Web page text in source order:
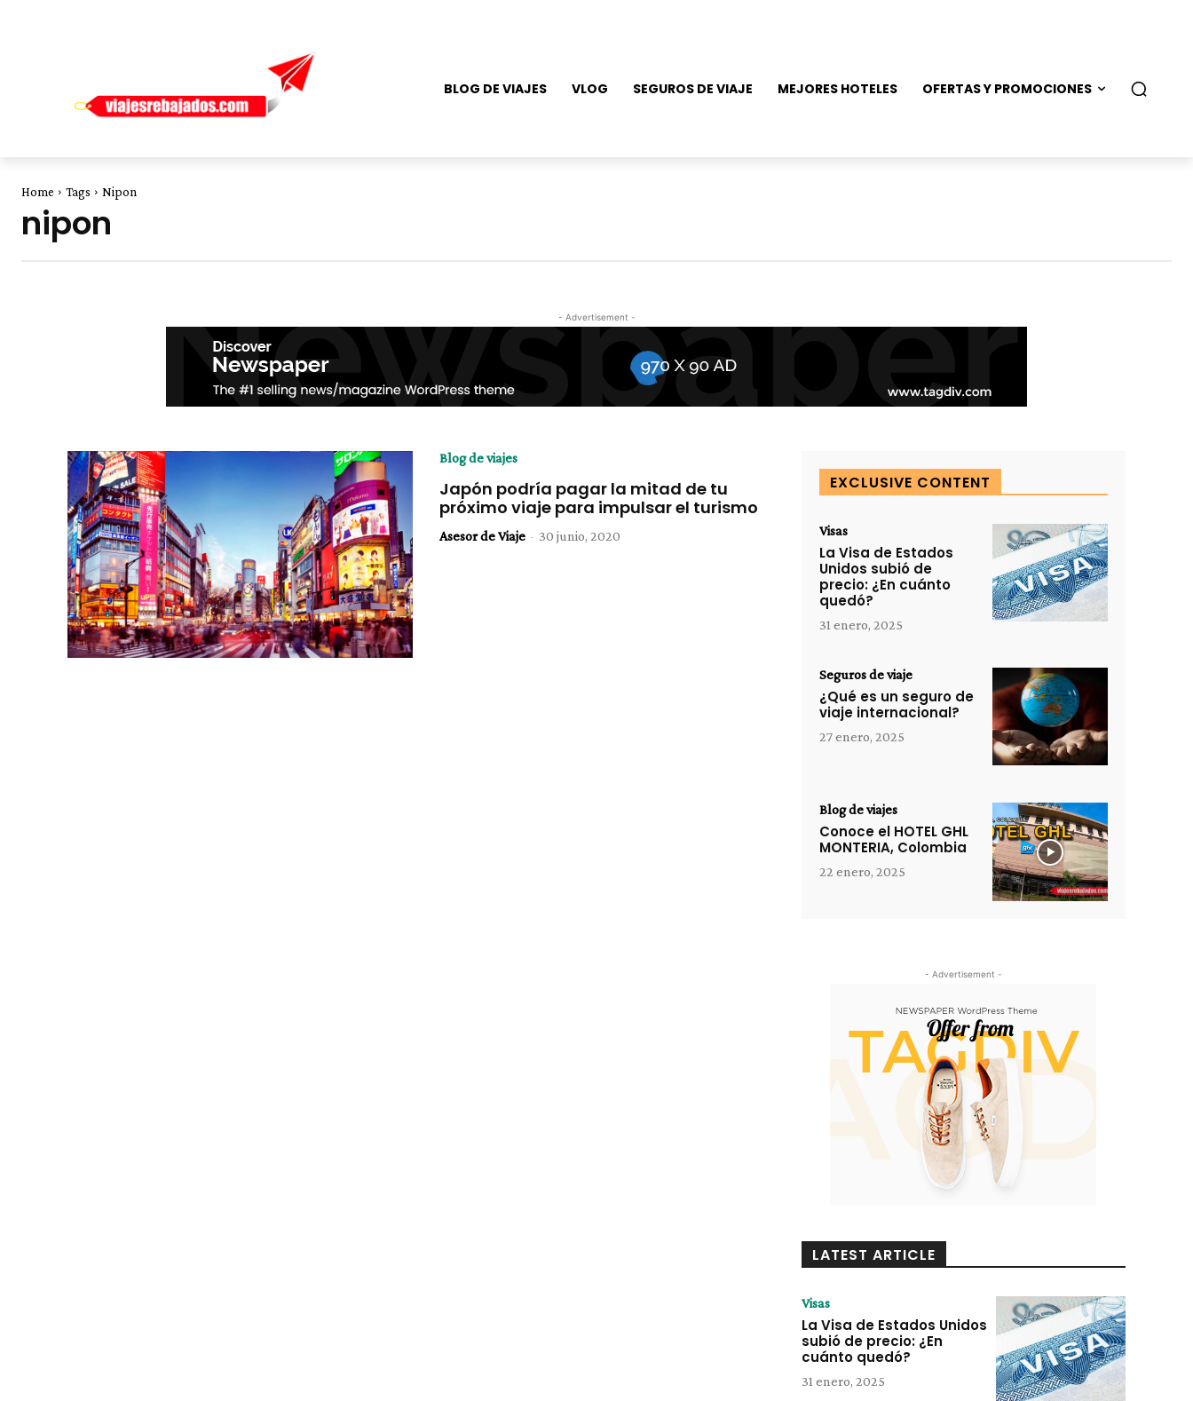
BLOG DE VIAJES VLOG SEGUROS DE VIAJE MEJORES HOTELES OFERTAS Y PROMOCIONES
Home Tags Nipon
nipon
- Advertisement -
Blog de viajes
Japón podría pagar la mitad de tu
próximo viaje para impulsar el turismo
Asesor de Viaje - 30 junio, 2020
EXCLUSIVE CONTENT
Visas
La Visa de Estados
Unidos subió de
precio: ¿En cuánto
quedó?
31 enero, 2025
Seguros de viaje
¿Qué es un seguro de
viaje internacional?
27 enero, 2025
Blog de viajes
Conoce el HOTEL GHL
MONTERIA, Colombia
22 enero, 2025
- Advertisement -
LATEST ARTICLE
Visas
La Visa de Estados Unidos
subió de precio: ¿En
cuánto quedó?
31 enero, 2025